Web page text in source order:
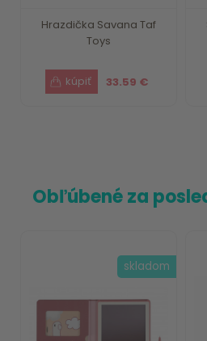
Hrazdička Savana Taf
Toys
33.59 €
Obľúbené za
skladom